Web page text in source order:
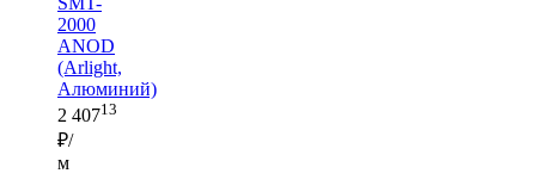
2000
ANOD
(Arlight,
Алюминий)
2 40713
₽/
м